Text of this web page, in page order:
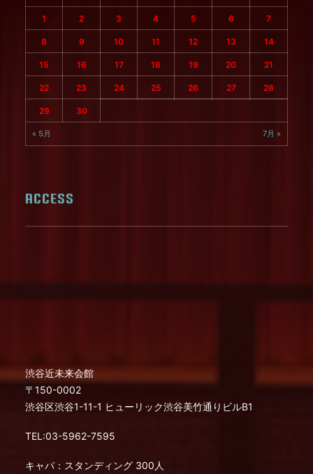
1 2 3 4 5 6 7
8 9 10 11 12 13 14
15 16 17 18 19 20 21
22 23 24 25 26 27 28
29 30
« 5月 7月 »
ACCESS
渋谷近未来会館
〒150-0002
渋谷区渋谷1-11-1 ヒューリック渋谷美竹通りビルB1
TEL:03-5962-7595
キャパ：スタンディング 300人